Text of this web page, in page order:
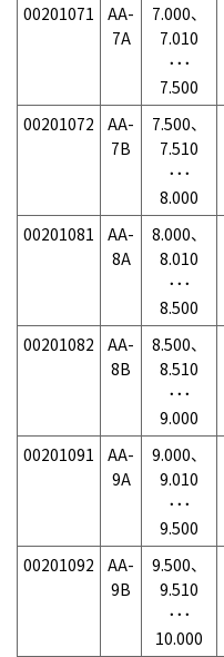
00201071
AA-
7A
7.000、
7.010
･･･
7.500
00201072
AA-
7B
7.500、
7.510
･･･
8.000
00201081
AA-
8A
8.000、
8.010
･･･
8.500
00201082
AA-
8B
8.500、
8.510
･･･
9.000
00201091
AA-
9A
9.000、
9.010
･･･
9.500
00201092
AA-
9B
9.500、
9.510
･･･
10.000